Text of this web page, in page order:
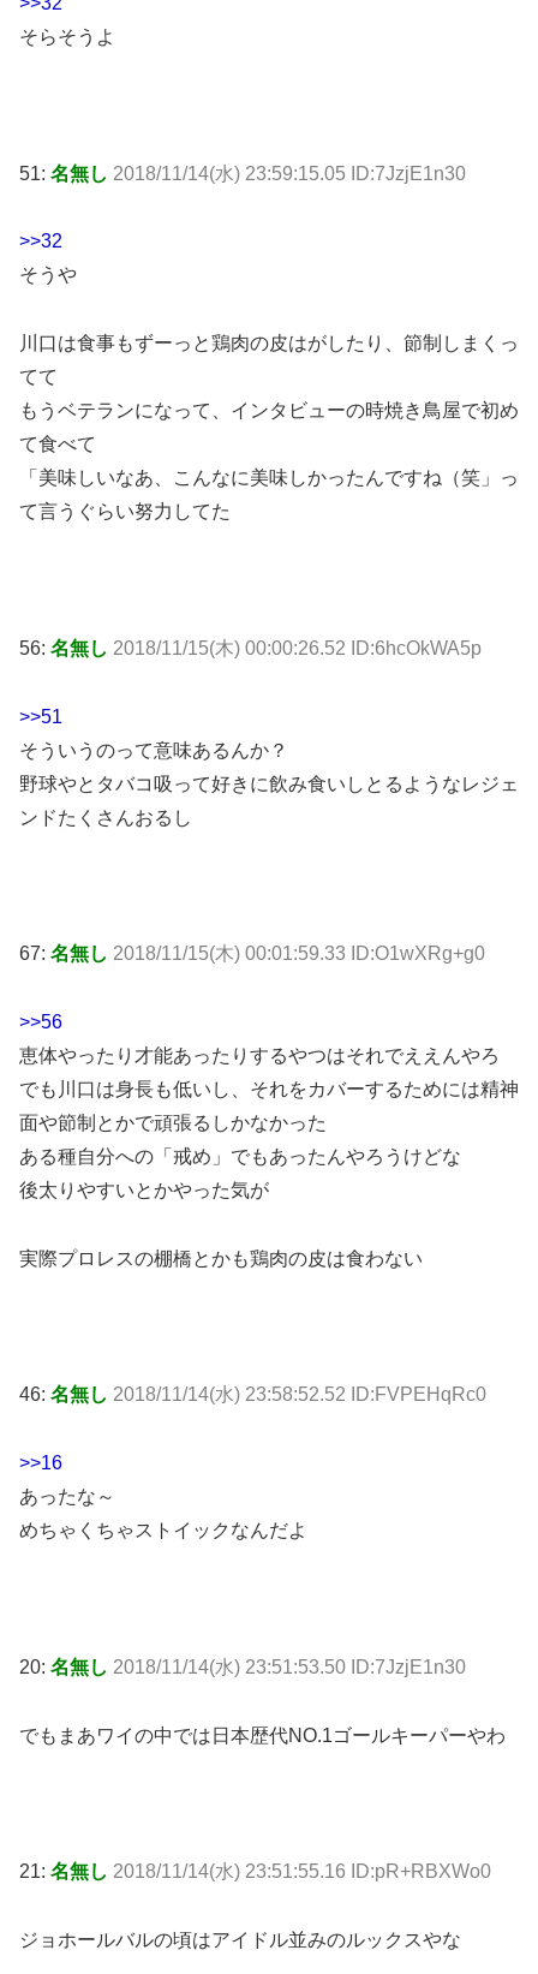
そらそうよ
51: 名無し 2018/11/14(水) 23:59:15.05 ID:7JzjE1n30
>>32
そうや
川口は食事もずーっと鶏肉の皮はがしたり、節制しまくっ
てて
もうベテランになって、インタビューの時焼き鳥屋で初め
て食べて
「美味しいなあ、こんなに美味しかったんですね（笑」っ
て言うぐらい努力してた
56: 名無し 2018/11/15(木) 00:00:26.52 ID:6hcOkWA5p
>>51
そういうのって意味あるんか？
野球やとタバコ吸って好きに飲み食いしとるようなレジェ
ンドたくさんおるし
67: 名無し 2018/11/15(木) 00:01:59.33 ID:O1wXRg+g0
>>56
恵体やったり才能あったりするやつはそれでええんやろ
でも川口は身長も低いし、それをカバーするためには精神
面や節制とかで頑張るしかなかった
ある種自分への「戒め」でもあったんやろうけどな
後太りやすいとかやった気が
実際プロレスの棚橋とかも鶏肉の皮は食わない
46: 名無し 2018/11/14(水) 23:58:52.52 ID:FVPEHqRc0
>>16
あったな～
めちゃくちゃストイックなんだよ
20: 名無し 2018/11/14(水) 23:51:53.50 ID:7JzjE1n30
でもまあワイの中では日本歴代NO.1ゴールキーパーやわ
21: 名無し 2018/11/14(水) 23:51:55.16 ID:pR+RBXWo0
ジョホールバルの頃はアイドル並みのルックスやな